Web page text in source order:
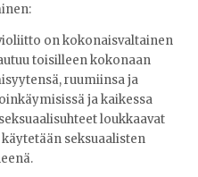
on kokonaisvaltainen
toisilleen kokonaan
ruumiinsa ja
ja kaikessa
loukkaavat
seksuaalisten